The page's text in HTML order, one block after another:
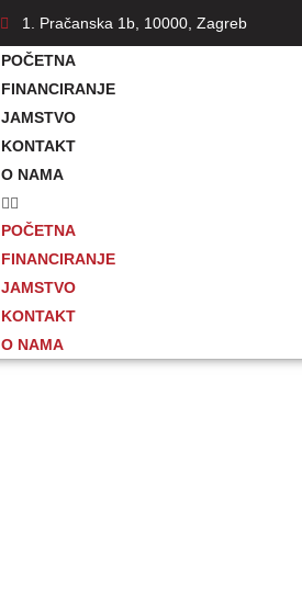
1. Pračanska 1b, 10000, Zagreb
POČETNA
FINANCIRANJE
JAMSTVO
KONTAKT
O NAMA
POČETNA
FINANCIRANJE
JAMSTVO
KONTAKT
O NAMA